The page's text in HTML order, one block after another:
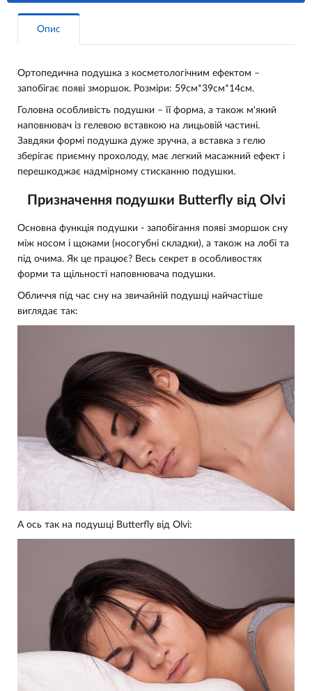
Опис
Ортопедична подушка з косметологічним ефектом –
запобігає появі зморшок. Розміри: 59см*39см*14см.
Головна особливість подушки – її форма, а також м'який
наповнювач із гелевою вставкою на лицьовій частині.
Завдяки формі подушка дуже зручна, а вставка з гелю
зберігає приємну прохолоду, має легкий масажний ефект і
перешкоджає надмірному стисканню подушки.
Призначення подушки Butterfly від Olvi
Основна функція подушки - запобігання появі зморшок сну
між носом і щоками (носогубні складки), а також на лобі та
під очима. Як це працює? Весь секрет в особливостях
форми та щільності наповнювача подушки.
Обличчя під час сну на звичайній подушці найчастіше
виглядає так:
А ось так на подушці Butterfly від Olvi: